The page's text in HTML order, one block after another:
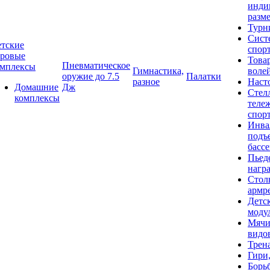
Домашние
комплексы
Пневматическое
оружие до 7.5
Дж
Гимнастика,
разное
Палатки